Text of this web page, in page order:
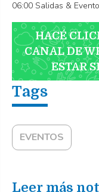
06:00 Salidas &
HACÉ
CANAL DE
ESTAR
EVENTOS
Leer más